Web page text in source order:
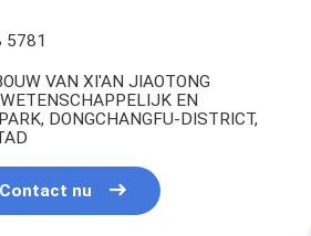
5781
VAN XI'AN JIAOTONG
EN
DONGCHANGFU-DISTRICT,
Contact nu